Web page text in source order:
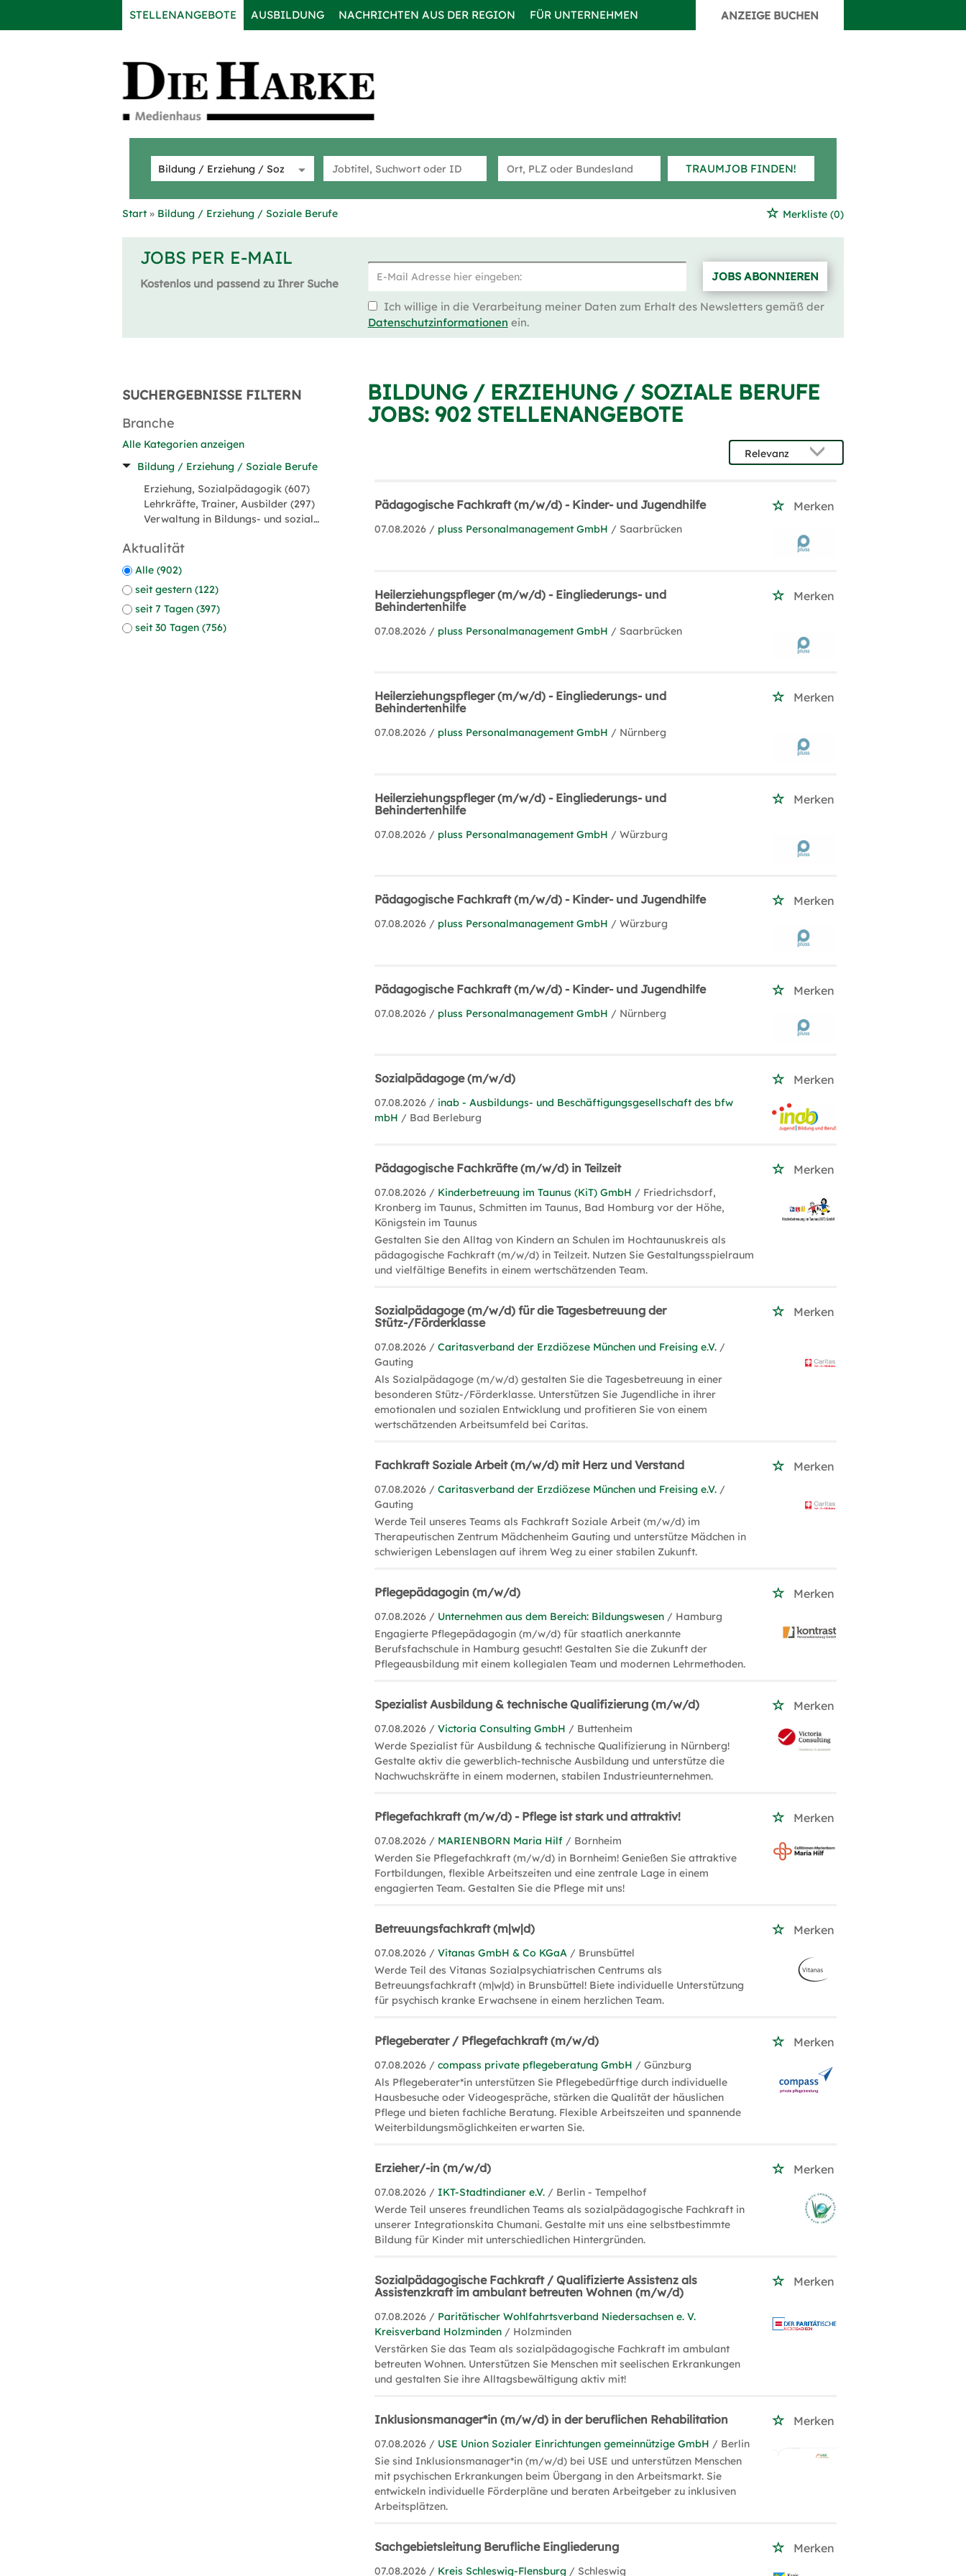
STELLENANGEBOTE AUSBILDUNG NACHRICHTEN AUS DER REGION FÜR UNTERNEHMEN ANZEIGE BUCHEN
TRAUMJOB FINDEN!
Start Bildung / Erziehung / Soziale Berufe Merkliste (0)
JOBS PER E-MAIL
Kostenlos und passend zu Ihrer Suche
JOBS ABONNIEREN
Ich willige in die Verarbeitung meiner Daten zum Erhalt des Newsletters gemäß der
Datenschutzinformationen ein.
SUCHERGEBNISSE FILTERN
Branche
Alle Kategorien anzeigen
Bildung / Erziehung / Soziale Berufe
Erziehung, Sozialpädagogik (607)
Lehrkräfte, Trainer, Ausbilder (297)
Verwaltung in Bildungs- und sozialen Einrichtungen (96)
Aktualität
Alle (902)
seit gestern (122)
seit 7 Tagen (397)
seit 30 Tagen (756)
BILDUNG / ERZIEHUNG / SOZIALE BERUFE
JOBS: 902 STELLENANGEBOTE
Pädagogische Fachkraft (m/w/d) - Kinder- und Jugendhilfe Merken
07.08.2026 / pluss Personalmanagement GmbH / Saarbrücken
Heilerziehungspfleger (m/w/d) - Eingliederungs- und
Behindertenhilfe
Merken
07.08.2026 / pluss Personalmanagement GmbH / Saarbrücken
Heilerziehungspfleger (m/w/d) - Eingliederungs- und
Behindertenhilfe
Merken
07.08.2026 / pluss Personalmanagement GmbH / Nürnberg
Heilerziehungspfleger (m/w/d) - Eingliederungs- und
Behindertenhilfe
Merken
07.08.2026 / pluss Personalmanagement GmbH / Würzburg
Pädagogische Fachkraft (m/w/d) - Kinder- und Jugendhilfe Merken
07.08.2026 / pluss Personalmanagement GmbH / Würzburg
Pädagogische Fachkraft (m/w/d) - Kinder- und Jugendhilfe Merken
07.08.2026 / pluss Personalmanagement GmbH / Nürnberg
Sozialpädagoge (m/w/d) Merken
07.08.2026 / inab - Ausbildungs- und Beschäftigungsgesellschaft des bfw
mbH / Bad Berleburg
Pädagogische Fachkräfte (m/w/d) in Teilzeit Merken
07.08.2026 / Kinderbetreuung im Taunus (KiT) GmbH / Friedrichsdorf,
Kronberg im Taunus, Schmitten im Taunus, Bad Homburg vor der Höhe,
Königstein im Taunus
Gestalten Sie den Alltag von Kindern an Schulen im Hochtaunuskreis als
pädagogische Fachkraft (m/w/d) in Teilzeit. Nutzen Sie Gestaltungsspielraum
und vielfältige Benefits in einem wertschätzenden Team.
Sozialpädagoge (m/w/d) für die Tagesbetreuung der
Stütz-/Förderklasse
Merken
07.08.2026 /Caritasverband der Erzdiözese München und Freising e.V. /
Gauting
Als Sozialpädagoge (m/w/d) gestalten Sie die Tagesbetreuung in einer
besonderen Stütz-/Förderklasse. Unterstützen Sie Jugendliche in ihrer
emotionalen und sozialen Entwicklung und profitieren Sie von einem
wertschätzenden Arbeitsumfeld bei Caritas.
Fachkraft Soziale Arbeit (m/w/d) mit Herz und Verstand Merken
07.08.2026 /Caritasverband der Erzdiözese München und Freising e.V. /
Gauting
Werde Teil unseres Teams als Fachkraft Soziale Arbeit (m/w/d) im
Therapeutischen Zentrum Mädchenheim Gauting und unterstütze Mädchen in
schwierigen Lebenslagen auf ihrem Weg zu einer stabilen Zukunft.
Pflegepädagogin (m/w/d) Merken
07.08.2026 / Unternehmen aus dem Bereich: Bildungswesen / Hamburg
Engagierte Pflegepädagogin (m/w/d) für staatlich anerkannte
Berufsfachschule in Hamburg gesucht! Gestalten Sie die Zukunft der
Pflegeausbildung mit einem kollegialen Team und modernen Lehrmethoden.
Spezialist Ausbildung & technische Qualifizierung (m/w/d) Merken
07.08.2026 /Victoria Consulting GmbH / Buttenheim
Werde Spezialist für Ausbildung & technische Qualifizierung in Nürnberg!
Gestalte aktiv die gewerblich-technische Ausbildung und unterstütze die
Nachwuchskräfte in einem modernen, stabilen Industrieunternehmen.
Pflegefachkraft (m/w/d) - Pflege ist stark und attraktiv! Merken
07.08.2026 / MARIENBORN Maria Hilf / Bornheim
Werden Sie Pflegefachkraft (m/w/d) in Bornheim! Genießen Sie attraktive
Fortbildungen, flexible Arbeitszeiten und eine zentrale Lage in einem
engagierten Team. Gestalten Sie die Pflege mit uns!
Betreuungsfachkraft (m|w|d) Merken
07.08.2026 /Vitanas GmbH & Co KGaA / Brunsbüttel
Werde Teil des Vitanas Sozialpsychiatrischen Centrums als
Betreuungsfachkraft (m|w|d) in Brunsbüttel! Biete individuelle Unterstützung
für psychisch kranke Erwachsene in einem herzlichen Team.
Pflegeberater / Pflegefachkraft (m/w/d) Merken
07.08.2026 /compass private pflegeberatung GmbH / Günzburg
Als Pflegeberater*in unterstützen Sie Pflegebedürftige durch individuelle
Hausbesuche oder Videogespräche, stärken die Qualität der häuslichen
Pflege und bieten fachliche Beratung. Flexible Arbeitszeiten und spannende
Weiterbildungsmöglichkeiten erwarten Sie.
Erzieher/-in (m/w/d) Merken
07.08.2026 / IKT-Stadtindianer e.V. / Berlin - Tempelhof
Werde Teil unseres freundlichen Teams als sozialpädagogische Fachkraft in
unserer Integrationskita Chumani. Gestalte mit uns eine selbstbestimmte
Bildung für Kinder mit unterschiedlichen Hintergründen.
Sozialpädagogische Fachkraft / Qualifizierte Assistenz als
Assistenzkraft im ambulant betreuten Wohnen (m/w/d)
Merken
07.08.2026 / Paritätischer Wohlfahrtsverband Niedersachsen e. V.
Kreisverband Holzminden / Holzminden
Verstärken Sie das Team als sozialpädagogische Fachkraft im ambulant
betreuten Wohnen. Unterstützen Sie Menschen mit seelischen Erkrankungen
und gestalten Sie ihre Alltagsbewältigung aktiv mit!
Inklusionsmanager*in (m/w/d) in der beruflichen Rehabilitation Merken
07.08.2026 / USE Union Sozialer Einrichtungen gemeinnützige GmbH / Berlin
Sie sind Inklusionsmanager*in (m/w/d) bei USE und unterstützen Menschen
mit psychischen Erkrankungen beim Übergang in den Arbeitsmarkt. Sie
entwickeln individuelle Förderpläne und beraten Arbeitgeber zu inklusiven
Arbeitsplätzen.
Sachgebietsleitung Berufliche Eingliederung Merken
07.08.2026 / Kreis Schleswig-Flensburg / Schleswig